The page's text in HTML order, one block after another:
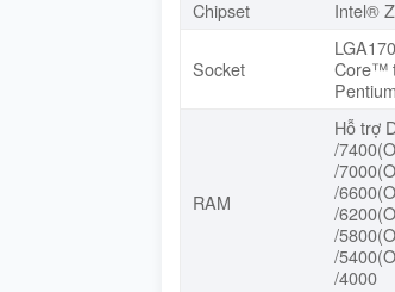
Chipset
Intel®
Socket
Core™
RAM
Hỗ trợ
/
/
/
/
/
/
/4000